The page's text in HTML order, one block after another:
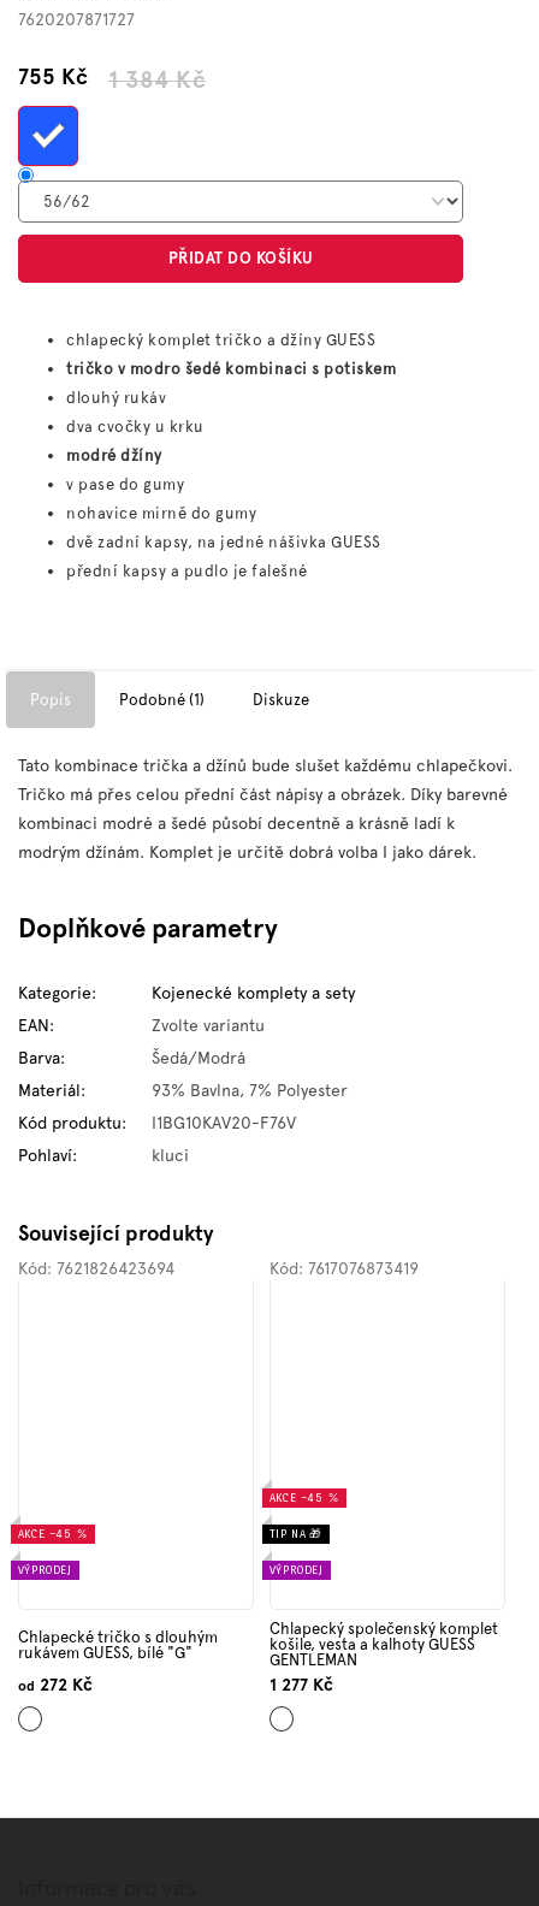
7620207871727
1 384 Kč
755 KčMěrná
PŘIDAT DO KOŠÍKU
chlapecký komplet tričko a džíny GUESS
tričko v modro šedé kombinaci s potiskem
dlouhý rukáv
dva cvočky u krku
modré džíny
v pase do gumy
nohavice mirně do gumy
dvě zadní kapsy, na jedné nášivka GUESS
přední kapsy a pudlo je falešné
Popis Podobné (1) Diskuze
Tato kombinace trička a džínů bude slušet každému chlapečkovi.
Tričko má přes celou přední část nápisy a obrázek. Díky barevné
kombinaci modré a šedé působí decentně a krásně ladí k
modrým džínám. Komplet je určitě dobrá volba I jako dárek.
Doplňkové parametry
Kategorie:
Kojenecké komplety a sety
EAN:
Zvolte variantu
Barva:
Šedá/Modrá
Materiál:
93% Bavlna, 7% Polyester
Kód produktu:
I1BG10KAV20-F76V
Pohlaví: kluci
Související produkty
AKCE –45 %
VÝPRODEJ
Chlapecké tričko s dlouhým
rukávem GUESS, bílé "G"
od 272 Kč
Bílá
Kód: 7621826423694
AKCE –45 %
TIP NA 🎁
VÝPRODEJ
Chlapecký společenský komplet
košile, vesta a kalhoty GUESS
GENTLEMAN
1 277 Kč
Tmavě
modrá
Kód: 7617076873419